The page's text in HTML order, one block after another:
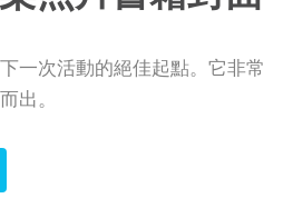
一次活動的絕佳起點。它非常
出。